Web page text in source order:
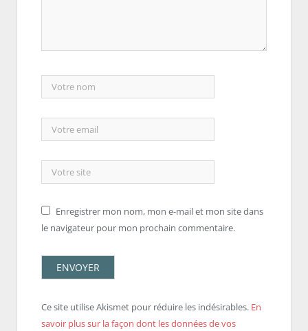
Enregistrer mon nom, mon e-mail et mon site dans
le navigateur pour mon prochain commentaire.
Ce site utilise Akismet pour réduire les indésirables. En
savoir plus sur la façon dont les données de vos